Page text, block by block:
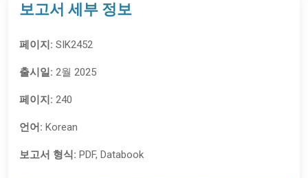
보고서 세부 정보
페이지: SIK2452
출시일: 2월 2025
페이지: 240
언어: Korean
보고서 형식: PDF, Databook